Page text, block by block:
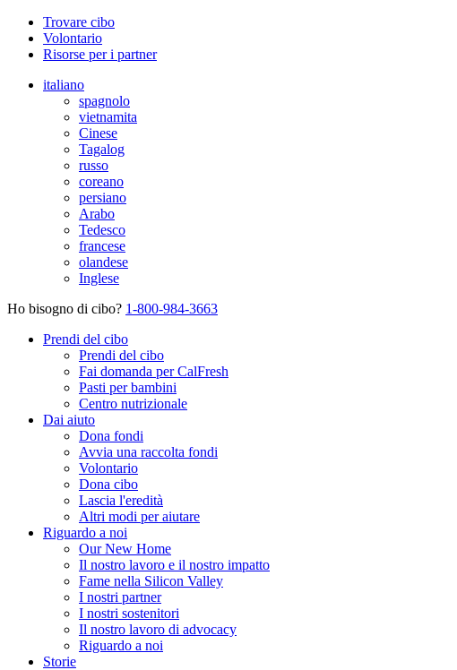
Trovare cibo
Volontario
Risorse per i partner
italiano
spagnolo
vietnamita
Cinese
Tagalog
russo
coreano
persiano
Arabo
Tedesco
francese
olandese
Inglese
Ho bisogno di cibo? 1-800-984-3663
Prendi del cibo
Prendi del cibo
Fai domanda per CalFresh
Pasti per bambini
Centro nutrizionale
Dai aiuto
Dona fondi
Avvia una raccolta fondi
Volontario
Dona cibo
Lascia l'eredità
Altri modi per aiutare
Riguardo a noi
Our New Home
Il nostro lavoro e il nostro impatto
Fame nella Silicon Valley
I nostri partner
I nostri sostenitori
Il nostro lavoro di advocacy
Riguardo a noi
Storie